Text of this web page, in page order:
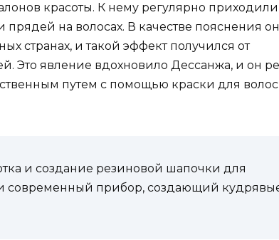
красоты. К нему регулярно приходили
на волосах. В качестве пояснения
странах, и такой эффект получился от
Это явление вдохновило Дессанжа, и он
путем с помощью краски для
и создание резиновой шапочки для
современный прибор, создающий